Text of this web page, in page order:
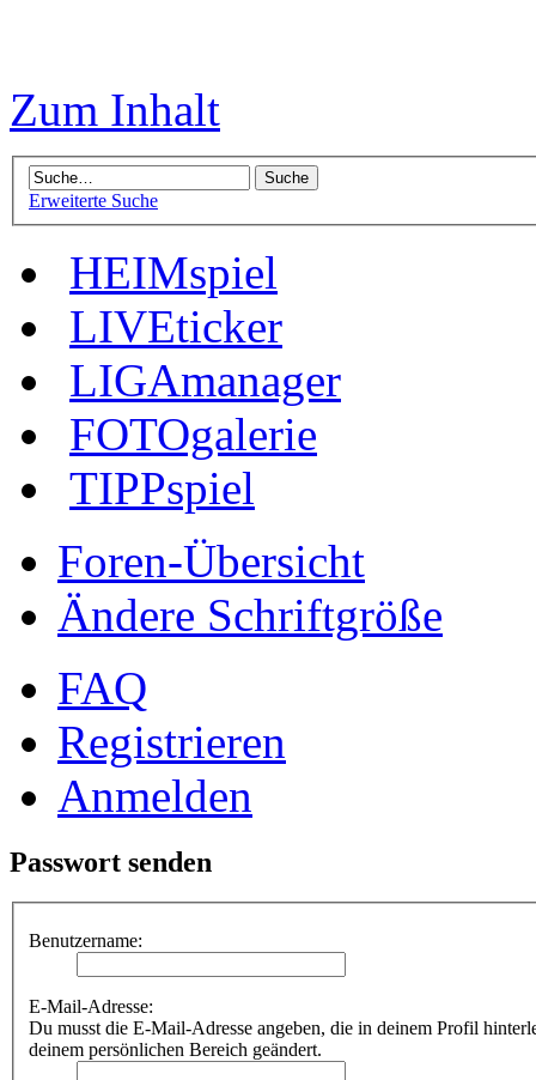
Zum Inhalt
Erweiterte Suche
HEIMspiel
LIVEticker
LIGAmanager
FOTOgalerie
TIPPspiel
Foren-Übersicht
Ändere Schriftgröße
FAQ
Registrieren
Anmelden
Passwort senden
Benutzername:
E-Mail-Adresse:
Du musst die E-Mail-Adresse angeben, die in deinem Profil
deinem persönlichen Bereich geändert.